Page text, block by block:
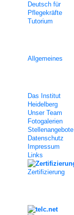
Deutsch für
Pflegekräfte
Tutorium
Allgemeines
Das Institut
Heidelberg
Unser Team
Fotogalerien
Stellenangebote
Datenschutz
Impressum
Links
Zertifizierung